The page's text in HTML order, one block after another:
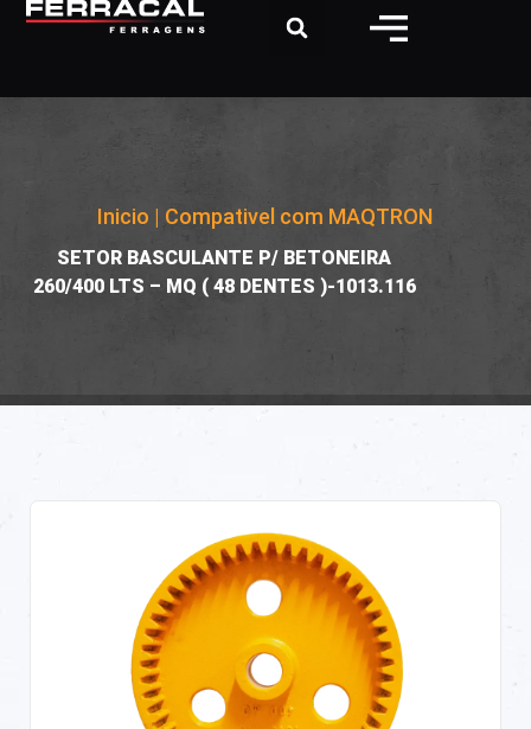
Inicio | Compativel com MAQTRON
SETOR BASCULANTE P/ BETONEIRA
260/400 LTS – MQ ( 48 DENTES )-1013.116